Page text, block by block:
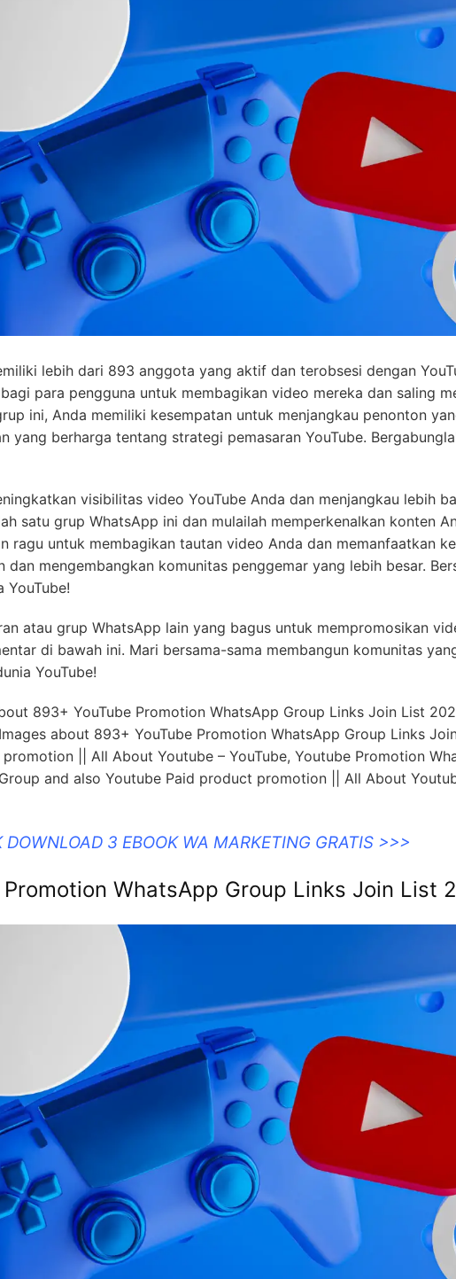
lebih dari 893 anggota yang aktif dan terobsesi dengan
para pengguna untuk membagikan video mereka dan saling
ini, Anda memiliki kesempatan untuk menjangkau penonton
yang berharga tentang strategi pemasaran YouTube.
visibilitas video YouTube Anda dan menjangkau lebih
satu grup WhatsApp ini dan mulailah memperkenalkan konten
ragu untuk membagikan tautan video Anda dan memanfaatkan
dan mengembangkan komunitas penggemar yang lebih besar.
YouTube!
atau grup WhatsApp lain yang bagus untuk mempromosikan
di bawah ini. Mari bersama-sama membangun komunitas
YouTube!
893+ YouTube Promotion WhatsApp Group Links Join List
about 893+ YouTube Promotion WhatsApp Group Links
|| All About Youtube – YouTube, Youtube Promotion
and also Youtube Paid product promotion || All About
3 EBOOK WA MARKETING GRATIS >>>
Promotion WhatsApp Group Links Join List